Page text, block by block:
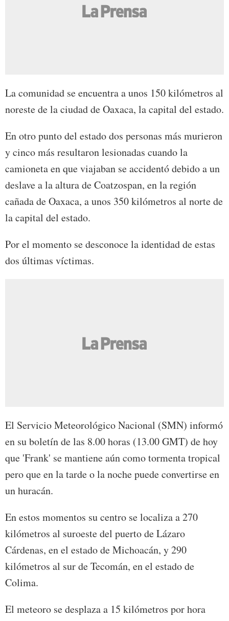
La comunidad se encuentra a unos 150 kilómetros al
noreste de la ciudad de Oaxaca, la capital del estado.
En otro punto del estado dos personas más murieron
y cinco más resultaron lesionadas cuando la
camioneta en que viajaban se accidentó debido a un
deslave a la altura de Coatzospan, en la región
cañada de Oaxaca, a unos 350 kilómetros al norte de
la capital del estado.
Por el momento se desconoce la identidad de estas
dos últimas víctimas.
El Servicio Meteorológico Nacional (SMN) informó
en su boletín de las 8.00 horas (13.00 GMT) de hoy
que 'Frank' se mantiene aún como tormenta tropical
pero que en la tarde o la noche puede convertirse en
un huracán.
En estos momentos su centro se localiza a 270
kilómetros al suroeste del puerto de Lázaro
Cárdenas, en el estado de Michoacán, y 290
kilómetros al sur de Tecomán, en el estado de
Colima.
El meteoro se desplaza a 15 kilómetros por hora